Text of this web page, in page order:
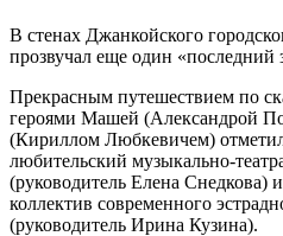
В стенах Джанкойского
прозвучал еще один «последний
Прекрасным путешествием по
героями Машей (Александрой
(Кириллом Любкевичем)
любительский музыкально-театр
(руководитель Елена Снедкова)
коллектив современного
(руководитель Ирина Кузина).